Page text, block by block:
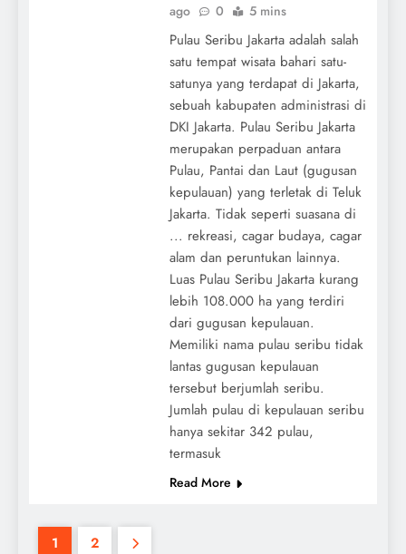
ago
0 5 mins
Pulau Seribu Jakarta adalah salah
satu tempat wisata bahari satu-
satunya yang terdapat di Jakarta,
sebuah kabupaten administrasi di
DKI Jakarta. Pulau Seribu Jakarta
merupakan perpaduan antara
Pulau, Pantai dan Laut (gugusan
kepulauan) yang terletak di Teluk
Jakarta. Tidak seperti suasana di
... rekreasi, cagar budaya, cagar
alam dan peruntukan lainnya.
Luas Pulau Seribu Jakarta kurang
lebih 108.000 ha yang terdiri
dari gugusan kepulauan.
Memiliki nama pulau seribu tidak
lantas gugusan kepulauan
tersebut berjumlah seribu.
Jumlah pulau di kepulauan seribu
hanya sekitar 342 pulau,
termasuk
Read More
1 2